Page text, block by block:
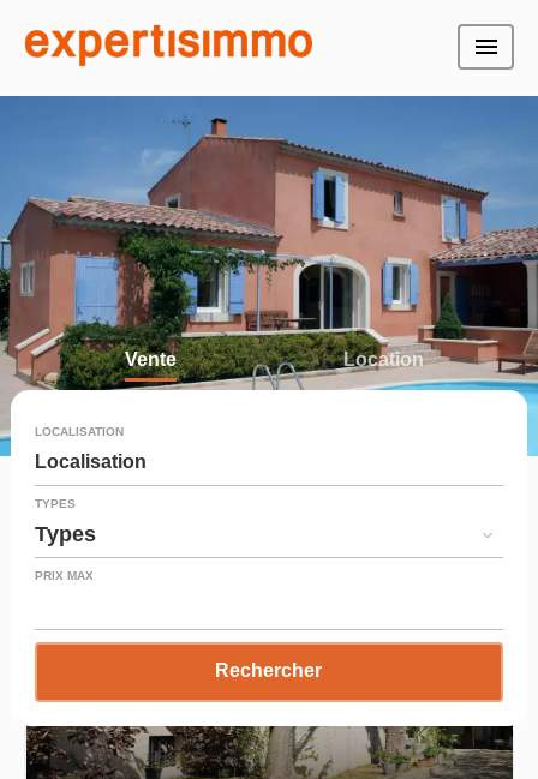
Vente Location
LOCALISATION
Localisation
TYPES
Types
PRIX MAX
Rechercher